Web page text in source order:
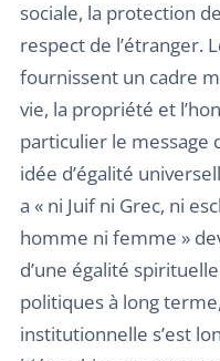
sociale, la protection
respect de l’étranger.
fournissent un cadre
vie, la propriété et
particulier le message
idée d’égalité
a « ni Juif ni Grec, ni
homme ni femme »
d’une égalité
politiques à long
institutionnelle s’est